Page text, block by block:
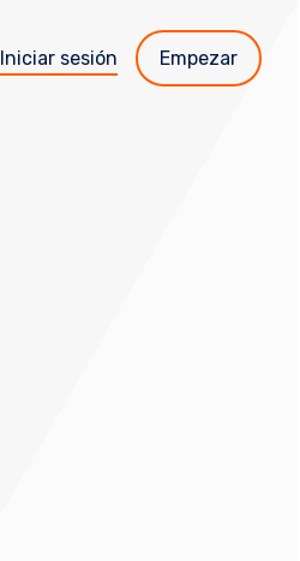
Iniciar sesión Empezar